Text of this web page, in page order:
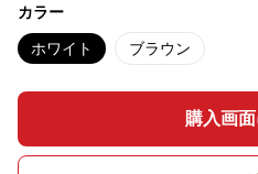
カラー
ホワイト ブラウン
購入画